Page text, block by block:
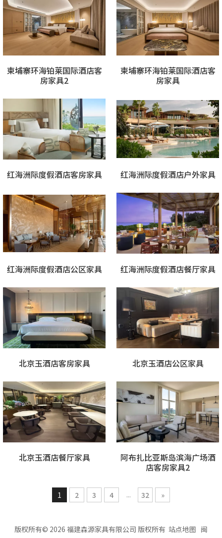
柬埔寨环海铂莱国际酒店客
房家具2
柬埔寨环海铂莱国际酒店客
房家具
红海洲际度假酒店客房家具 红海洲际度假酒店户外家具
红海洲际度假酒店公区家具 红海洲际度假酒店餐厅家具
北京玉酒店客房家具 北京玉酒店公区家具
北京玉酒店餐厅家具
阿布扎比亚斯岛滨海广场酒
店客房家具2
1 2 3 4 ... 32 »
版权所有© 2026 福建森源家具有限公司 版权所有 站点地图 闽